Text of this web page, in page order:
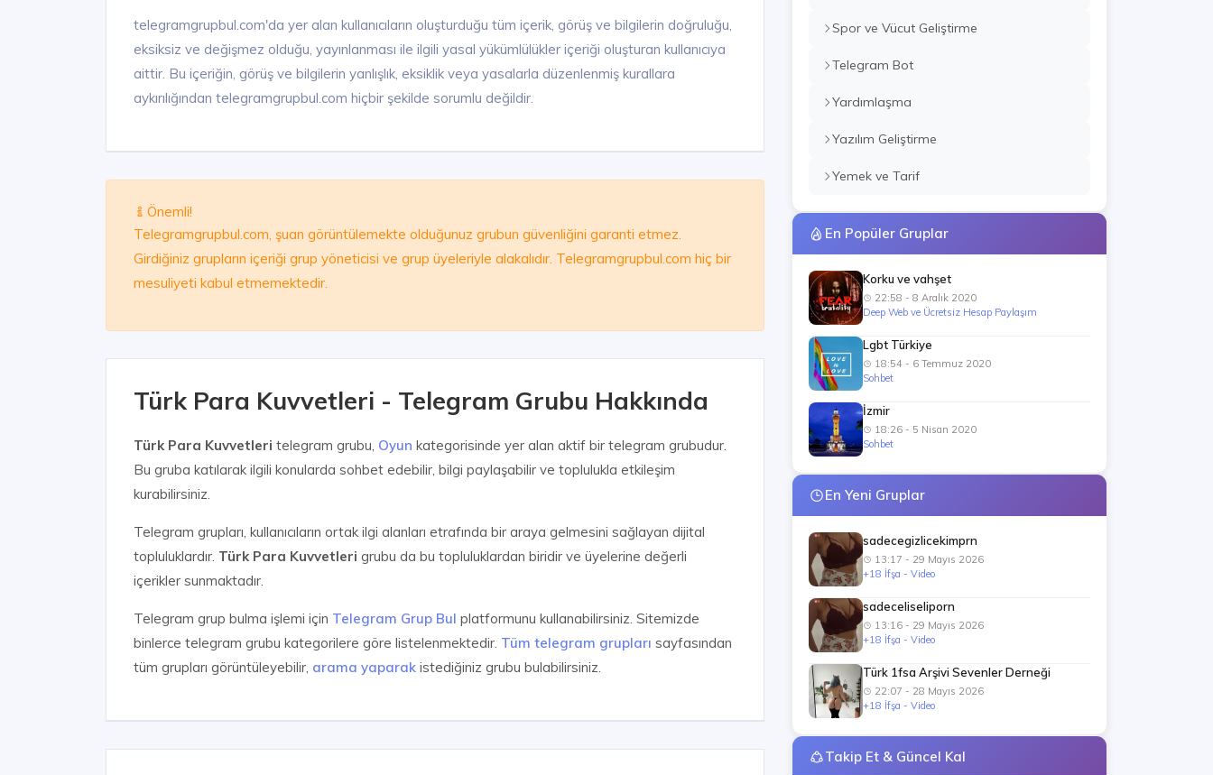
telegramgrupbul.com'da yer alan kullanıcıların oluşturduğu tüm içerik, görüş ve bilgilerin doğruluğu,
eksiksiz ve değişmez olduğu, yayınlanması ile ilgili yasal yükümlülükler içeriği oluşturan kullanıcıya
aittir. Bu içeriğin, görüş ve bilgilerin yanlışlık, eksiklik veya yasalarla düzenlenmiş kurallara
aykırılığından telegramgrupbul.com hiçbir şekilde sorumlu değildir.
Önemli!
Telegramgrupbul.com, şuan görüntülemekte olduğunuz grubun güvenliğini garanti etmez.
Girdiğiniz grupların içeriği grup yöneticisi ve grup üyeleriyle alakalıdır. Telegramgrupbul.com hiç bir
mesuliyeti kabul etmemektedir.
Türk Para Kuvvetleri - Telegram Grubu Hakkında
Türk Para Kuvvetleri telegram grubu, Oyun kategorisinde yer alan aktif bir telegram grubudur.
Bu gruba katılarak ilgili konularda sohbet edebilir, bilgi paylaşabilir ve toplulukla etkileşim
kurabilirsiniz.
Telegram grupları, kullanıcıların ortak ilgi alanları etrafında bir araya gelmesini sağlayan dijital
topluluklardır. Türk Para Kuvvetleri grubu da bu topluluklardan biridir ve üyelerine değerli
içerikler sunmaktadır.
Telegram grup bulma işlemi için Telegram Grup Bul platformunu kullanabilirsiniz. Sitemizde
binlerce telegram grubu kategorilere göre listelenmektedir. Tüm telegram grupları sayfasından
tüm grupları görüntüleyebilir, arama yaparak istediğiniz grubu bulabilirsiniz.
Spor ve Vücut Geliştirme
Telegram Bot
Yardımlaşma
Yazılım Geliştirme
Yemek ve Tarif
En Popüler Gruplar
Korku ve vahşet
22:58 - 8 Aralık 2020
Deep Web ve Ücretsiz Hesap Paylaşım
Lgbt Türkiye
18:54 - 6 Temmuz 2020
Sohbet
İzmir
18:26 - 5 Nisan 2020
Sohbet
En Yeni Gruplar
sadecegizlicekimprn
13:17 - 29 Mayıs 2026
+18 İfşa - Video
sadeceliseliporn
13:16 - 29 Mayıs 2026
+18 İfşa - Video
Türk 1fsa Arşivi Sevenler Derneği
22:07 - 28 Mayıs 2026
+18 İfşa - Video
Takip Et & Güncel Kal